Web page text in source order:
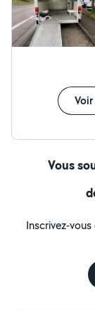
Vous
Inscrivez-